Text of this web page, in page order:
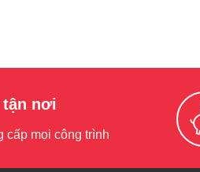
tận nơi
cấp mọi công trình